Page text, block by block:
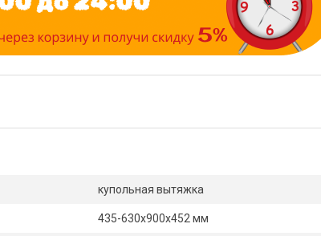
купольная вытяжка
435-630x900x452 мм